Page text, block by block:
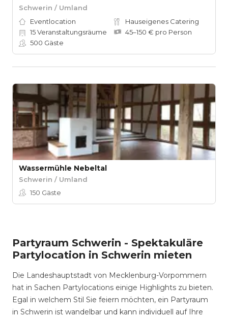
Schwerin / Umland
Eventlocation
Hauseigenes Catering
15Veranstaltungsräume
45–150 € pro Person
500 Gäste
Wassermühle Nebeltal
Schwerin / Umland
150 Gäste
Partyraum Schwerin - Spektakuläre
Partylocation in Schwerin mieten
Die Landeshauptstadt von Mecklenburg-Vorpommern
hat in Sachen Partylocations einige Highlights zu bieten.
Egal in welchem Stil Sie feiern möchten, ein Partyraum
in Schwerin ist wandelbar und kann individuell auf Ihre